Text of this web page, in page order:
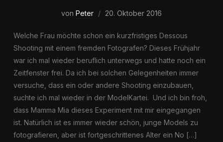
von Peter 20. Oktober 2016
Welche Frau möchte schon ein kurzfristiges Dessous
Shooting mit einem fremden Fotografen? Dieses Frühjahr
war ich mal wieder beruflich unterwegs und hatte noch ein
Zeitfenster frei. Da ich bei solchen Gelegenheiten immer
versuche, dass ein oder andere Shooting einzubauen,
suchte ich mal wieder in der ModelKartei. Und ich bin froh,
dass Mamma Mia dieses Experiment mit mir eingegangen
ist. Natürlich ist es immer wieder schön, junge Models zu
fotografieren, aber ist fortgeschrittenes Alter ein No […]